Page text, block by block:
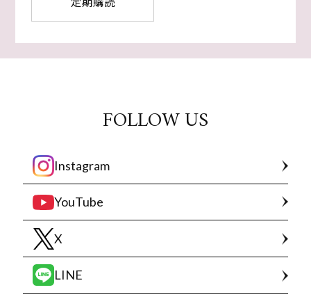
FOLLOW US
Instagram
YouTube
X
LINE